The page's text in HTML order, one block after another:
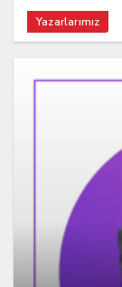
Yazarlarımız